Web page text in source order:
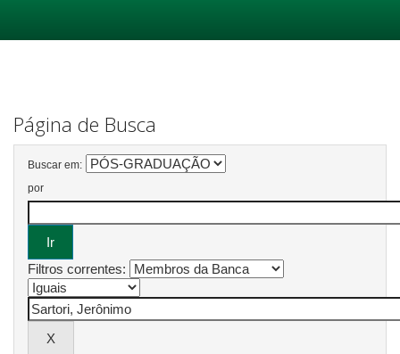
Página de Busca
Buscar em:
por
Filtros correntes: